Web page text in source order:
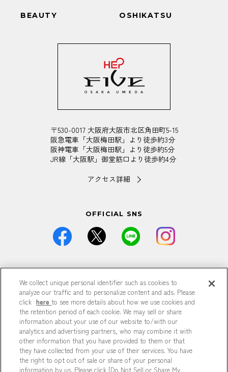
BEAUTY OSHIKATSU
〒530-0017 大阪府大阪市北区角田町5-15
阪急電車「大阪梅田駅」より徒歩約3分
阪神電車「大阪梅田駅」より徒歩約5分
JR線「大阪駅」御堂筋口より徒歩約4分
アクセス詳細
OFFICIAL SNS
掲載している情報は予告なく仕様・デザイン・価格等が変更と
なる場合がございます。
掲載している情報は各記事が公開された時点のもので、現在と
異なる可能性がございます。
掲載商品は数に限りがございますので、品切れの際はご容赦く
ださい。
商品の詳細は各店までお問い合わせください。
特に記載がない場合、すべて参考商品です。
掲載の記事、写真、イラストなどの無断転載は固くお断りいた
します。
We collect unique personal identifier such as cookies to
analyze our traffic and to personalize content and ads. Please
click hereto see more details about how we use cookies and
the retention period of each cookie. We may sell or share
information about your use of our website to/with our
analytics and advertising partners, who may combine it with
other information that you have provided to them or that
they have collected from your use of their services. You have
the right to opt out of sale or share of your personal
information by us. Please click [Do Not Sell or Share My